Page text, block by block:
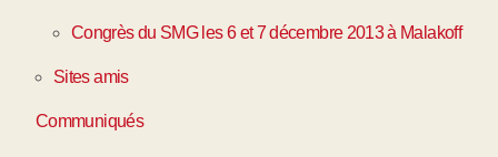
Congrès du SMG les 6 et 7 décembre 2013 à Malakoff
Sites amis
Communiqués